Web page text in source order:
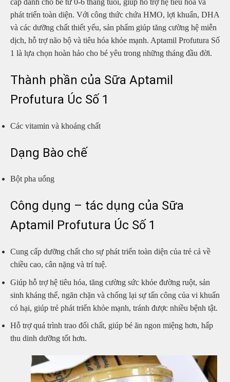
cấp dành cho bé từ 0-6 tháng tuổi, giúp hỗ trợ hệ tiêu hóa và
phát triển toàn diện. Với công thức chứa HMO, lợi khuẩn, DHA
và các dưỡng chất thiết yếu, sản phẩm giúp tăng cường hệ miễn
dịch, hỗ trợ não bộ và tiêu hóa khỏe mạnh. Aptamil Profutura Số
1 là lựa chọn hoàn hảo cho bé yêu trong những tháng đầu đời.
Thành phần của Sữa Aptamil
Profutura Úc Số 1
Các vitamin và khoáng chất
Dạng Bào chế
Bột pha uống
Công dụng – tác dụng của Sữa
Aptamil Profutura Úc Số 1
Cung cấp dưỡng chất cho sự phát triển toàn diện của trẻ cả về
chiều cao, cân nặng và trí tuệ.
Giúp hỗ trợ hệ tiêu hóa, tăng cường sức khỏe đường ruột, sản
sinh kháng thể, ngăn chặn và chống lại sự tấn công của vi khuẩn
có hại, giúp trẻ phát triển khỏe mạnh, tránh được nhiều bệnh tật.
Hỗ trợ quá trình trao đổi chất, giúp bé ăn ngon miệng hơn, hấp
thu dinh dưỡng tốt hơn.